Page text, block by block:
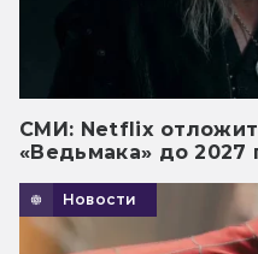
СМИ: Netflix
«Ведьмака» до 2027
Новости